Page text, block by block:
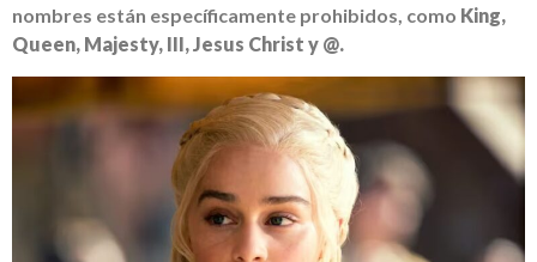
nombres están específicamente prohibidos, como King,
Queen, Majesty, III, Jesus Christ y @.